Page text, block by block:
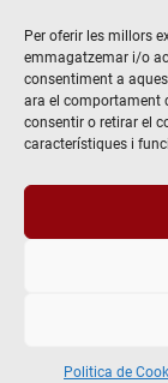
Per oferir les millors
emmagatzemar i/o
consentiment a
ara el comportament
consentir o retirar el
característiques i
Politica de
@2026 Escola